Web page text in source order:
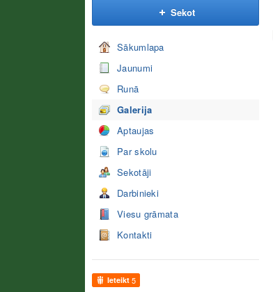
Sekot
Sākumlapa
Jaunumi
Runā
Galerija
Aptaujas
Par skolu
Sekotāji
Darbinieki
Viesu grāmata
Kontakti
Ieteikt 5